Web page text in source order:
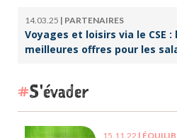
14.03.25 | PARTENAIRES
Voyages et loisirs via le CSE :
meilleures offres pour les
S'évader
15.11.22 |